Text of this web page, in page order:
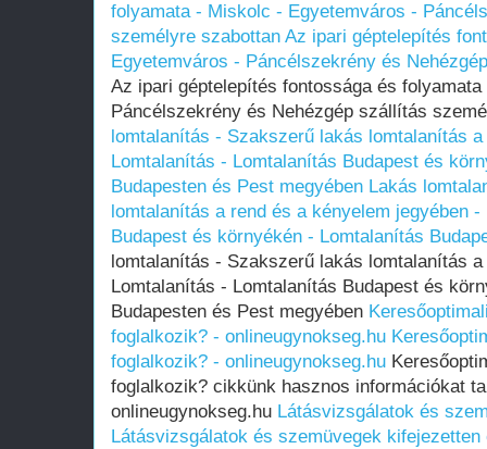
folyamata - Miskolc - Egyetemváros -
személyre szabottan Az ipari géptelepítés
Egyetemváros - Páncélszekrény és
Az ipari géptelepítés fontossága és
Páncélszekrény és Nehézgép szállítás
lomtalanítás - Szakszerű lakás lomtalanítás
Lomtalanítás - Lomtalanítás Budapest és
Budapesten és Pest megyében Lakás
lomtalanítás a rend és a kényelem jegyében
Budapest és környékén - Lomtalanítás
lomtalanítás - Szakszerű lakás lomtalanítás
Lomtalanítás - Lomtalanítás Budapest és
Budapesten és Pest megyében
foglalkozik? - onlineugynokseg.hu
foglalkozik? - onlineugynokseg.hu
foglalkozik? cikkünk hasznos információkat
onlineugynokseg.hu Látásvizsgálatok és
Látásvizsgálatok és szemüvegek kifejezetten